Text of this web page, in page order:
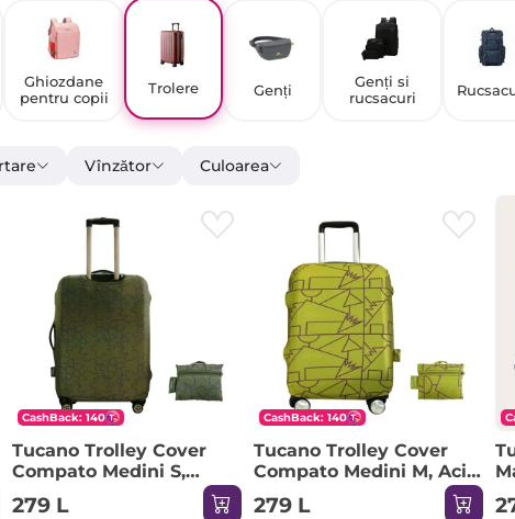
Ghiozdane
pentru copii
Trolere Genți
Genți si
rucsacuri
Vînzător Culoarea
CashBack: 140
Tucano Trolley Cover
Compato Medini S,
Military Green
279 L
CashBack: 140
Tucano Trolley Cover
Compato Medini M, Acid
Green
279 L